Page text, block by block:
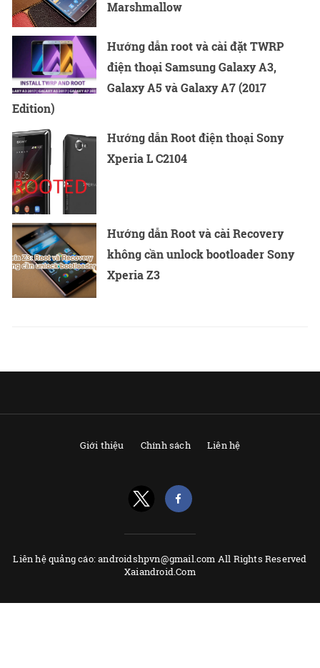
Marshmallow
Hướng dẫn root và cài đặt TWRP
điện thoại Samsung Galaxy A3,
Galaxy A5 và Galaxy A7 (2017
Edition)
Hướng dẫn Root điện thoại Sony
Xperia L C2104
Hướng dẫn Root và cài Recovery
không cần unlock bootloader Sony
Xperia Z3
Giới thiệu Chính sách Liên hệ
Liên hệ quảng cáo: androidshpvn@gmail.com All Rights Reserved
Xaiandroid.Com